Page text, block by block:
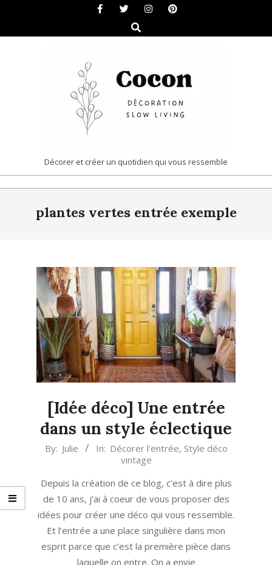
content
Search
COCON
|
DÉCORATION
LIVING
Décorer et créer un quotidien qui vous ressemble
Navigationplantes vertes entrée exemple
[Idée déco] Une entrée
dans un style éclectique
2022-
20
By: Julie In: Décorer l'entrée, Style déco
vintage
Depuis la création de ce blog, c’est à dire plus
de 10 ans, j’ai à coeur de vous proposer des
idées pour créer une déco qui vous ressemble.
Et l’entrée a une place singulière dans mon
esprit parce que c’est la première pièce dans
laquelle on entre. On a envie